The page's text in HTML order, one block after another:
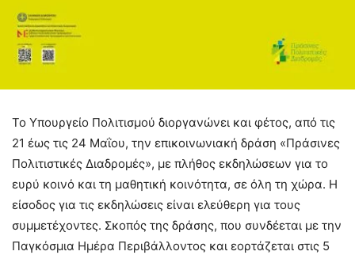
Το Υπουργείο Πολιτισμού διοργανώνει και φέτος, από τις
21 έως τις 24 Μαΐου, την επικοινωνιακή δράση «Πράσινες
Πολιτιστικές Διαδρομές», με πλήθος εκδηλώσεων για το
ευρύ κοινό και τη μαθητική κοινότητα, σε όλη τη χώρα. Η
είσοδος για τις εκδηλώσεις είναι ελεύθερη για τους
συμμετέχοντες. Σκοπός της δράσης, που συνδέεται με την
Παγκόσμια Ημέρα Περιβάλλοντος και εορτάζεται στις 5